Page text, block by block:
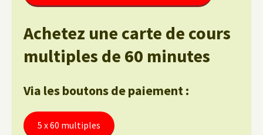
Achetez une carte de cours
multiples de 60 minutes
Via les boutons de paiement :
5 x 60 multiples